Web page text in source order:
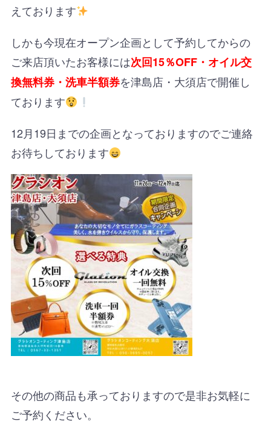
えております
しかも今現在オープン企画として予約してからの
ご来店頂いたお客様には次回15％OFF・オイル交
換無料券・洗車半額券を津島店・大須店で開催し
ております
12月19日までの企画となっておりますのでご連絡
お待ちしております
その他の商品も承っておりますので是非お気軽に
ご予約ください。